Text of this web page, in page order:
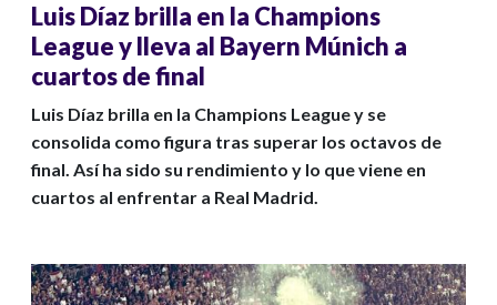
Luis Díaz brilla en la Champions
League y lleva al Bayern Múnich a
cuartos de final
Luis Díaz brilla en la Champions League y se
consolida como figura tras superar los octavos de
final. Así ha sido su rendimiento y lo que viene en
cuartos al enfrentar a Real Madrid.